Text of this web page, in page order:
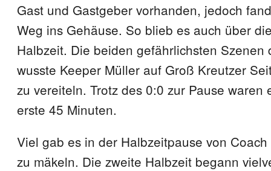
Gast und Gastgeber vorhanden, jedoch
Weg ins Gehäuse. So blieb es auch über
Halbzeit. Die beiden gefährlichsten Szenen
wusste Keeper Müller auf Groß Kreutzer
zu vereiteln. Trotz des 0:0 zur Pause waren
erste 45 Minuten.
Viel gab es in der Halbzeitpause von
zu mäkeln. Die zweite Halbzeit begann